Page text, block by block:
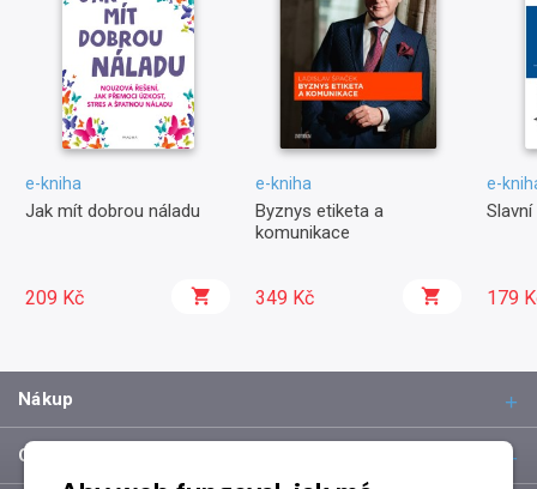
e-kniha
Jak mít dobrou náladu
209 Kč
e-kniha
Byznys etiketa a
komunikace
349 Kč
e-
179
Nákup
O společnosti